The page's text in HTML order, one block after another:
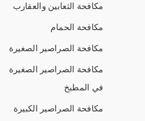
مكافحة الثعابين والعقارب
مكافحة الحمام
مكافحة الصراصير الصغيرة
مكافحة الصراصير الصغيرة
في المطبخ
مكافحة الصراصير الكبيرة